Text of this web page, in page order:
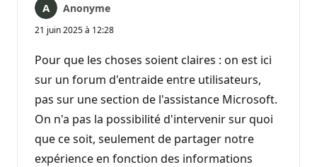
Anonyme
21 juin 2025 à 12:28
Pour que les choses soient claires : on est ici
sur un forum d'entraide entre utilisateurs,
pas sur une section de l'assistance Microsoft.
On n'a pas la possibilité d'intervenir sur quoi
que ce soit, seulement de partager notre
expérience en fonction des informations